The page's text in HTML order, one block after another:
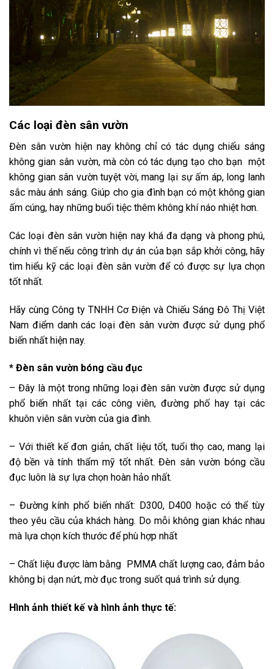
Các loại đèn sân vườn
Đèn sân vườn hiện nay không chỉ có tác dụng chiếu sáng
không gian sân vườn, mà còn có tác dụng tạo cho bạn một
không gian sân vườn tuyệt vời, mang lại sự ấm áp, long lanh
sắc màu ánh sáng. Giúp cho gia đình bạn có một không gian
ấm cúng, hay những buổi tiệc thêm không khí náo nhiệt hơn.
Các loại đèn sân vườn hiện nay khá đa dạng và phong phú,
chính vì thế nếu công trình dự án của bạn sắp khởi công, hãy
tìm hiểu kỹ các loại đèn sân vườn để có được sự lựa chọn
tốt nhất.
Hãy cùng Công ty TNHH Cơ Điện và Chiếu Sáng Đô Thị Việt
Nam điểm danh các loại đèn sân vườn được sử dụng phổ
biến nhất hiện nay.
* Đèn sân vườn bóng cầu đục
– Đây là một trong những loại đèn sân vườn được sử dụng
phổ biến nhất tại các công viên, đường phố hay tại các
khuôn viên sân vườn của gia đình.
– Với thiết kế đơn giản, chất liệu tốt, tuổi thọ cao, mang lại
độ bền và tính thẩm mỹ tốt nhất. Đèn sân vườn bóng cầu
đục luôn là sự lựa chọn hoàn hảo nhất.
– Đường kính phổ biến nhất: D300, D400 hoặc có thể tùy
theo yêu cầu của khách hàng. Do mỗi không gian khác nhau
mà lựa chọn kích thước để phù hợp nhất
– Chất liệu được làm bằng PMMA chất lượng cao, đảm bảo
không bị dạn nứt, mờ đục trong suốt quá trình sử dụng.
Hình ảnh thiết kế và hình ảnh thực tế: